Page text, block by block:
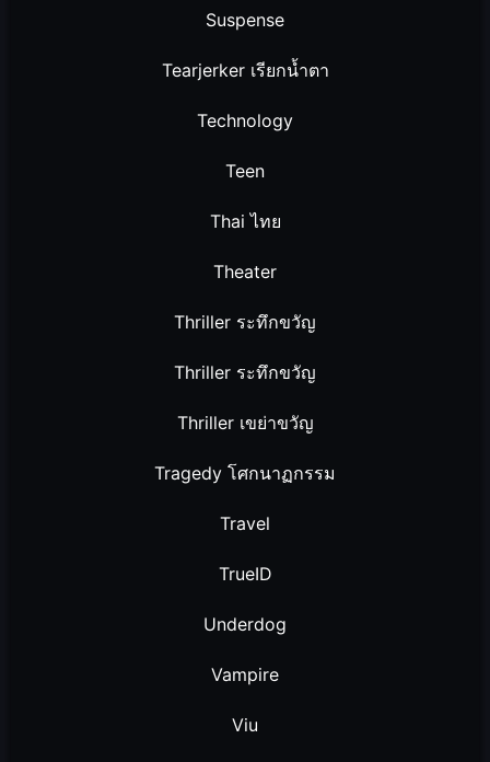
Suspense
Tearjerker เรียกน้ำตา
Technology
Teen
Thai ไทย
Theater
Thriller ระทึกขวัญ
Thriller ระทึกขวัญ
Thriller เขย่าขวัญ
Tragedy โศกนาฏกรรม
Travel
TrueID
Underdog
Vampire
Viu